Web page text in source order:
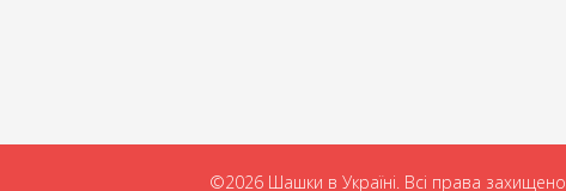
©2026 Шашки в Україні. Всі права захищено